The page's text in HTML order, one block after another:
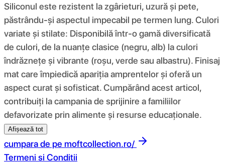
Siliconul este rezistent la zgârieturi, uzură și pete,
păstrându-și aspectul impecabil pe termen lung. Culori
variate și stilate: Disponibilă într-o gamă diversificată
de culori, de la nuanțe clasice (negru, alb) la culori
îndrăznețe și vibrante (roșu, verde sau albastru). Finisaj
mat care împiedică apariția amprentelor și oferă un
aspect curat și sofisticat. Cumpărând acest articol,
contribuiți la campania de sprijinire a familiilor
defavorizate prin alimente și resurse educaționale.
Afișează tot
cumpara de pe moftcollection.ro/
Termeni si Conditii